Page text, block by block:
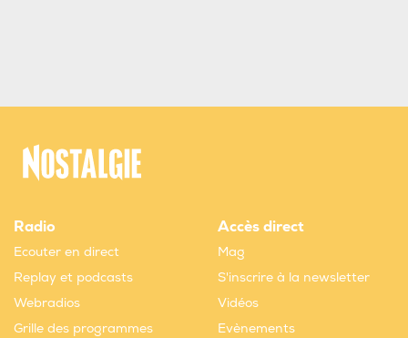
Radio
Ecouter en direct
Replay et podcasts
Webradios
Grille des programmes
Accès direct
Mag
S'inscrire à la newsletter
Vidéos
Evènements